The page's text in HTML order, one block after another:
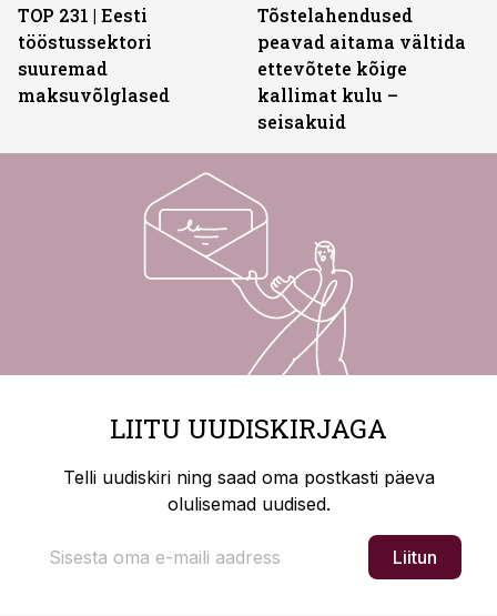
TOP 231 | Eesti
tööstussektori
suuremad
maksuvõlglased
Tõstelahendused
peavad aitama vältida
ettevõtete kõige
kallimat kulu –
seisakuid
LIITU UUDISKIRJAGA
Telli uudiskiri ning saad oma postkasti päeva
olulisemad uudised.
Liitun